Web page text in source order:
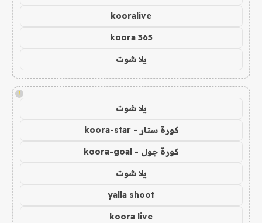
kooralive
koora 365
يلا شوت
!
يلا شوت
كورة ستار - koora-star
كورة جول - koora-goal
يلا شوت
yalla shoot
koora live